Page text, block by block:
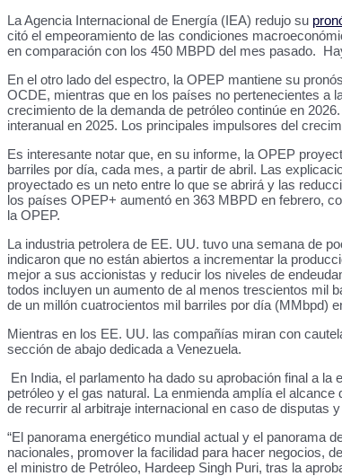
La Agencia Internacional de Energía (IEA) redujo su
citó el empeoramiento de las condiciones
en comparación con los 450 MBPD del mes pasado.
En el otro lado del espectro, la OPEP mantiene su
OCDE, mientras que en los países no pertenecientes a
crecimiento de la demanda de petróleo continúe en
interanual en 2025. Los principales impulsores del
Es interesante notar que, en su informe, la OPEP
barriles por día, cada mes, a partir de abril. Las
proyectado es un neto entre lo que se abrirá y las
los países OPEP+ aumentó en 363 MBPD en febrero,
la OPEP.
La industria petrolera de EE. UU. tuvo una semana de
indicaron que no están abiertos a incrementar la
mejor a sus accionistas y reducir los niveles de
todos incluyen un aumento de al menos trescientos mil
de un millón cuatrocientos mil barriles por día (MMbpd)
Mientras en los EE. UU. las compañías miran con
sección de abajo dedicada a Venezuela.
En India, el parlamento ha dado su aprobación final a
petróleo y el gas natural. La enmienda amplía el
de recurrir al arbitraje internacional en caso de disputas
“El panorama energético mundial actual y el panorama
nacionales, promover la facilidad para hacer negocios,
el ministro de Petróleo, Hardeep Singh Puri, tras la